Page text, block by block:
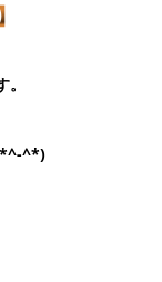
^*)